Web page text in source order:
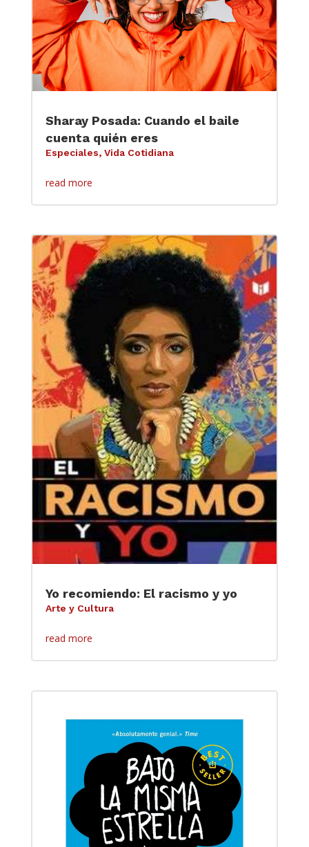
Sharay Posada: Cuando el baile
cuenta quién eres
Especiales, Vida Cotidiana
read more
Yo recomiendo: El racismo y yo
Arte y Cultura
read more